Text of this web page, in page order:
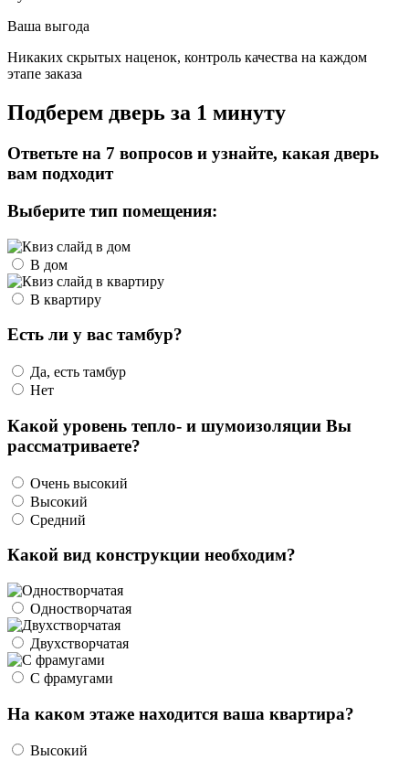
Ваша выгода
Никаких скрытых наценок, контроль качества на каждом
этапе заказа
Подберем дверь за 1 минуту
Ответьте на 7 вопросов и узнайте, какая дверь
вам подходит
Выберите тип помещения:
В дом
В квартиру
Есть ли у вас тамбур?
Да, есть тамбур
Нет
Какой уровень тепло- и шумоизоляции Вы
рассматриваете?
Очень высокий
Высокий
Средний
Какой вид конструкции необходим?
Одностворчатая
Двухстворчатая
С фрамугами
На каком этаже находится ваша квартира?
Высокий